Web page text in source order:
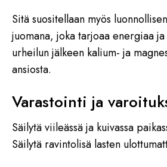
Sitä suositellaan myös
juomana, joka tarjoaa energiaa
urheilun jälkeen kalium- ja
ansiosta.
Varastointi ja
Säilytä viileässä ja kuivassa
Säilytä ravintolisä lasten